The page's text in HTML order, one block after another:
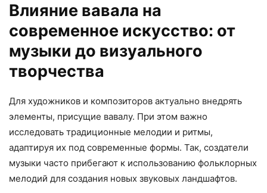
Влияние вавала на
современное искусство: от
музыки до визуального
творчества
Для художников и композиторов актуально внедрять
элементы, присущие вавалу. При этом важно
исследовать традиционные мелодии и ритмы,
адаптируя их под современные формы. Так, создатели
музыки часто прибегают к использованию фольклорных
мелодий для создания новых звуковых ландшафтов.